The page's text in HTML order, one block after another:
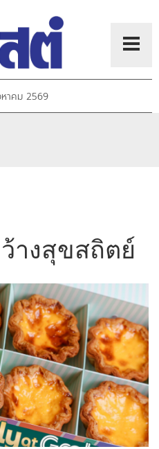
าคม 2569
างสุขสถิตย์